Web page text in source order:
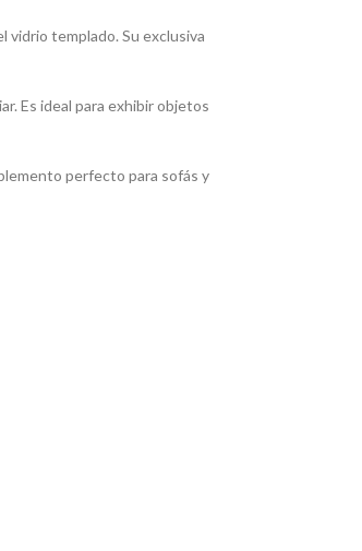
vidrio templado. Su exclusiva
Es ideal para exhibir objetos
perfecto para sofás y